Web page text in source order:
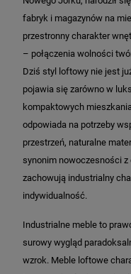
fabryk i magazynów na
przestronny charakter
– połączenia wolności
Dziś styl loftowy nie jest
pojawia się zarówno w
kompaktowych
odpowiada na potrzeby
przestrzeń, naturalne
synonim nowoczesności
zachowują industrialny
indywidualność.
Industrialne meble to
surowy wygląd
wzrok. Meble loftowe